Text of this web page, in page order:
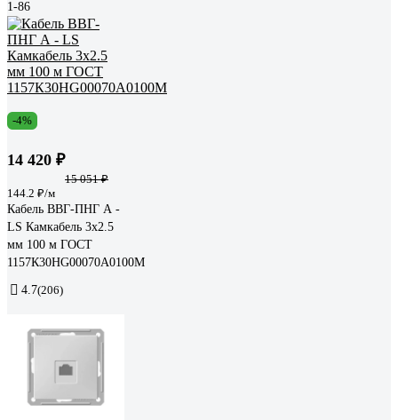
1-86
-4%
14 420 ₽
15 051 ₽
144.2 ₽/м
Кабель ВВГ-ПНГ А -
LS Камкабель 3x2.5
мм 100 м ГОСТ
1157К30HG00070А0100М
4.7(206)